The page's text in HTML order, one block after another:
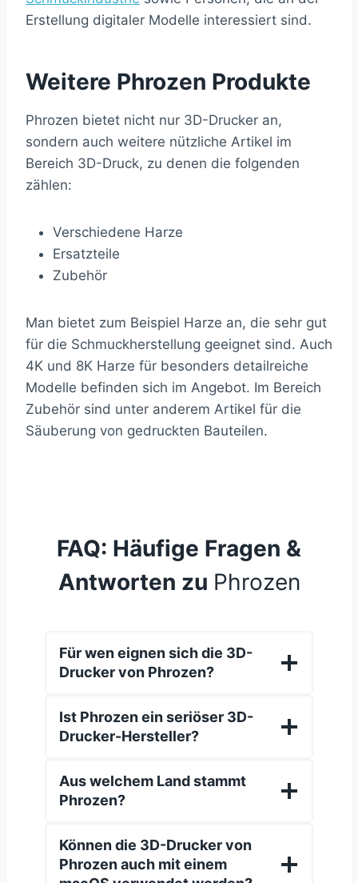
Erstellung digitaler Modelle interessiert sind.
Weitere Phrozen Produkte
Phrozen bietet nicht nur 3D-Drucker an,
sondern auch weitere nützliche Artikel im
Bereich 3D-Druck, zu denen die folgenden
zählen:
Verschiedene Harze
Ersatzteile
Zubehör
Man bietet zum Beispiel Harze an, die sehr gut
für die Schmuckherstellung geeignet sind. Auch
4K und 8K Harze für besonders detailreiche
Modelle befinden sich im Angebot. Im Bereich
Zubehör sind unter anderem Artikel für die
Säuberung von gedruckten Bauteilen.
FAQ: Häufige Fragen &
Antworten zu Phrozen
Für wen eignen sich die 3D-
Drucker von Phrozen?
Ist Phrozen ein seriöser 3D-
Drucker-Hersteller?
Aus welchem Land stammt
Phrozen?
Können die 3D-Drucker von
Phrozen auch mit einem